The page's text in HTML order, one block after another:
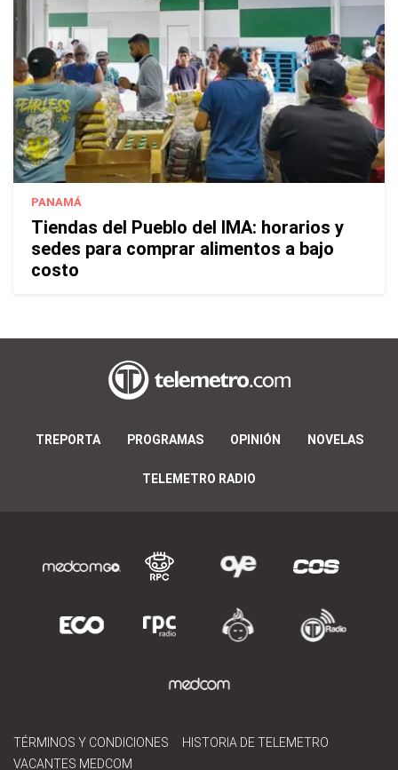
PANAMÁ
Tiendas del Pueblo del IMA: horarios y
sedes para comprar alimentos a bajo
costo
TREPORTA PROGRAMAS OPINIÓN NOVELAS
TELEMETRO RADIO
TÉRMINOS Y CONDICIONES
HISTORIA DE TELEMETRO
VACANTES MEDCOM